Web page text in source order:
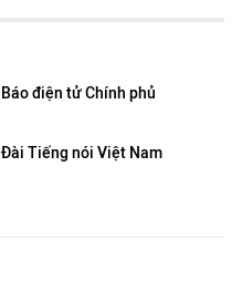
Báo điện tử Chính phủ
Đài Tiếng nói Việt Nam